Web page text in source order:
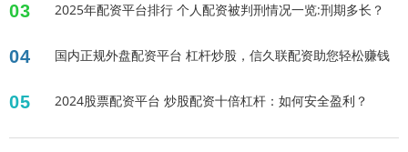
03 2025年配资平台排行 个人配资被判刑情况一览:刑期多长？
04 国内正规外盘配资平台 杠杆炒股，信久联配资助您轻松赚钱
05 2024股票配资平台 炒股配资十倍杠杆：如何安全盈利？